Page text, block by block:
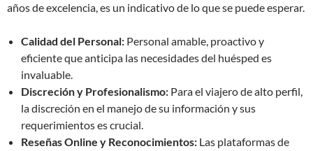
años de excelencia, es un indicativo de lo que se puede esperar.
Calidad del Personal: Personal amable, proactivo y
eficiente que anticipa las necesidades del huésped es
invaluable.
Discreción y Profesionalismo: Para el viajero de alto perfil,
la discreción en el manejo de su información y sus
requerimientos es crucial.
Reseñas Online y Reconocimientos: Las plataformas de